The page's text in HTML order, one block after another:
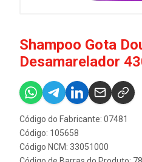
Shampoo Gota
Desamarelador
Código do Fabricante: 07481
Código: 105658
Código NCM: 33051000